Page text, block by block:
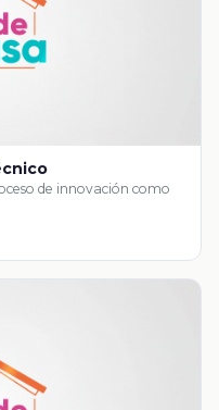
de innovación como